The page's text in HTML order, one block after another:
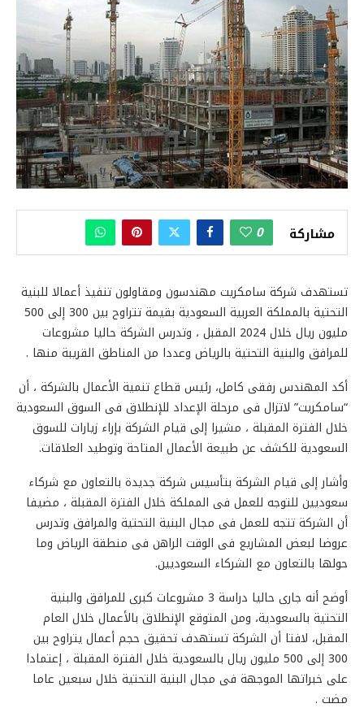
مشاركة 0
تستهدف شركة سامكريت مهندسون ومقاولون تنفيذ أعمالا للبنية
التحتية بالمملكة العربية السعودية بقيمة تتراوح بين 300 إلى 500
مليون ريال خلال 2024 المقبل ، وتدرس الشركة حاليا مشروعات
للمرافق والبنية التحتية بالرياض وعددا من المناطق القريبة منها .
أكد المهندس رفقى كامل، رئيس قطاع تنمية الأعمال بالشركة ، أن
“سامكريت” لاتزال فى مرحلة الإعداد للإنطلاق فى السوق السعودية
خلال الفترة المقبلة ، مشيرا إلى قيام الشركة بإراء زيارات للسوق
السعودية للكشف عن طبيعة الأعمال المتاحة وتوطيد العلاقات.
وأشار إلى قيام الشركة بتأسيس شركة جديدة بالتعاون مع شركاء
سعوديين للتوجه للعمل فى المملكة خلال الفترة المقبلة ، مضيفا
أن الشركة تتجه للعمل فى مجال البنية التحتية والمرافق وتدرس
عروضا لبعض المشاريع فى الوقت الراهن فى منطقة الرياض وما
حولها بالتعاون مع الشركاء السعوديين.
أوضح أنه جارى حاليا دراسة 3 مشروعات كبرى للمرافق والبنية
التحتية بالسعودية، ومن المتوقع الإنطلاق بالأعمال خلال العام
المقبل، لافتا أن الشركة تستهدف تحقيق حجم أعمال يتراوح بين
300 إلى 500 مليون ريال بالسعودية خلال الفترة المقبلة ، إعتمادا
على خبراتها الموجهة فى مجال البنية التحتية خلال سبعين عاما
مضت .